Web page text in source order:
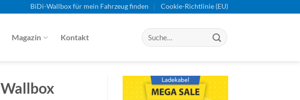
BiDi-Wallbox für mein Fahrzeug finden Cookie-Richtlinie (EU)
Magazin Kontakt